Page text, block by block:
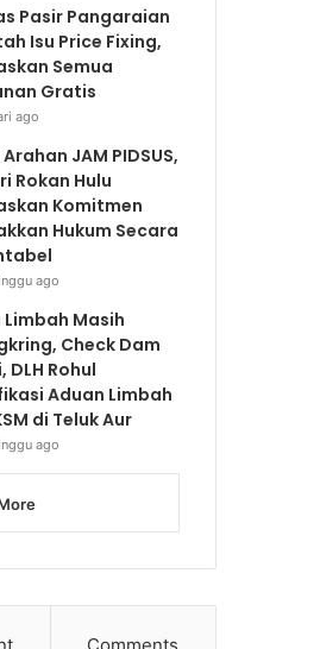
Pasir Pangaraian
Isu Price Fixing,
Semua
Gratis
ago
JAM PIDSUS,
Rokan Hulu
Komitmen
Hukum Secara
ago
Limbah Masih
Check Dam
DLH Rohul
Aduan Limbah
di Teluk Aur
ago